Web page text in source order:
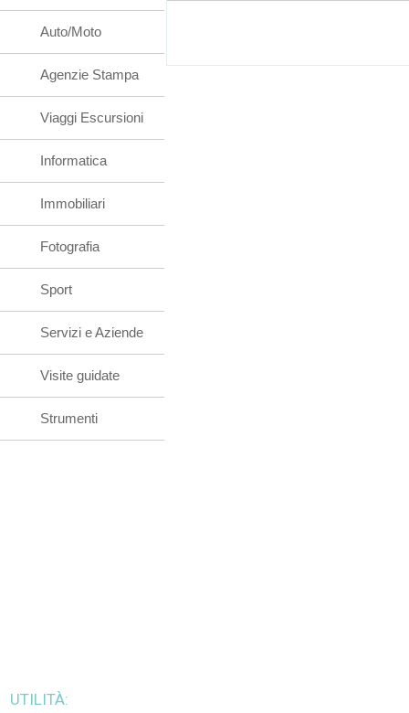
Auto/Moto
Agenzie Stampa
Viaggi Escursioni
Informatica
Immobiliari
Fotografia
Sport
Servizi e Aziende
Visite guidate
Strumenti
UTILITÀ: